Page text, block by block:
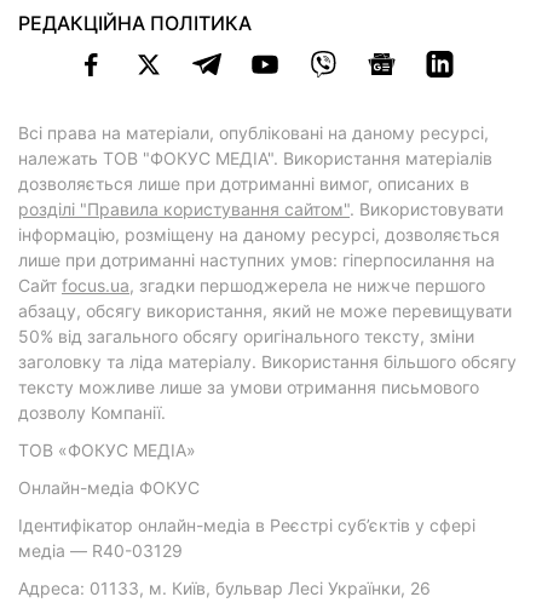
РЕДАКЦІЙНА ПОЛІТИКА
Всі права на матеріали, опубліковані на даному ресурсі,
належать ТОВ "ФОКУС МЕДІА". Використання матеріалів
дозволяється лише при дотриманні вимог, описаних в
розділі "Правила користування сайтом". Використовувати
інформацію, розміщену на даному ресурсі, дозволяється
лише при дотриманні наступних умов: гіперпосилання на
Cайт focus.ua, згадки першоджерела не нижче першого
абзацу, обсягу використання, який не може перевищувати
50% від загального обсягу оригінального тексту, зміни
заголовку та ліда матеріалу. Використання більшого обсягу
тексту можливе лише за умови отримання письмового
дозволу Компанії.
ТОВ «ФОКУС МЕДІА»
Онлайн-медіа ФОКУС
Ідентифікатор онлайн-медіа в Реєстрі суб’єктів у сфері
медіа — R40-03129
Адреса: 01133, м. Київ, бульвар Лесі Українки, 26